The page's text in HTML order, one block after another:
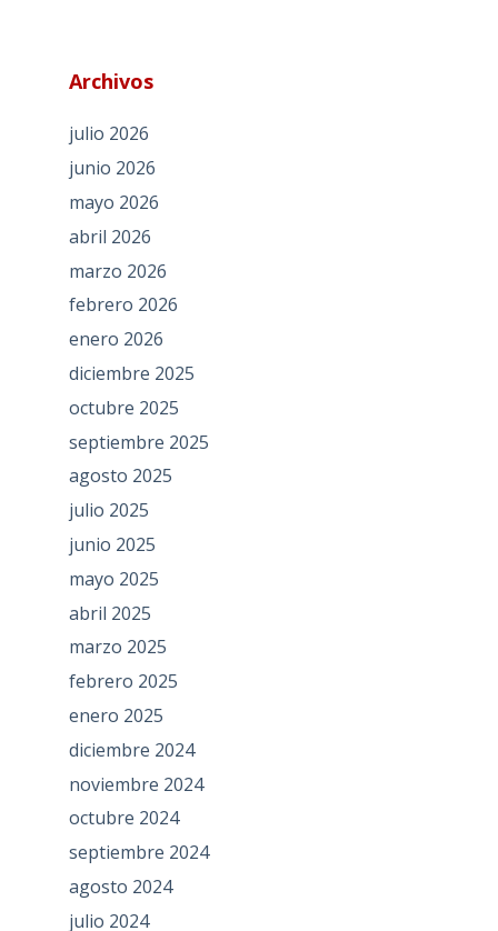
Archivos
julio 2026
junio 2026
mayo 2026
abril 2026
marzo 2026
febrero 2026
enero 2026
diciembre 2025
octubre 2025
septiembre 2025
agosto 2025
julio 2025
junio 2025
mayo 2025
abril 2025
marzo 2025
febrero 2025
enero 2025
diciembre 2024
noviembre 2024
octubre 2024
septiembre 2024
agosto 2024
julio 2024